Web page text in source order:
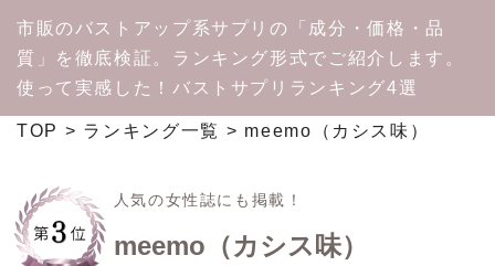
市販のバストアップ系サプリの「成分・価格・品
質」を徹底検証。ランキング形式でご紹介します。
使って実感した！バストサプリランキング4選
TOP ランキング一覧 meemo（カシス味）
人気の女性誌にも掲載！
meemo（カシス味）